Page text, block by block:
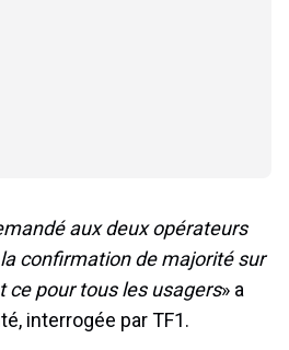
aux deux opérateurs
confirmation de majorité sur
ce pour tous les usagers» a
interrogée par TF1.